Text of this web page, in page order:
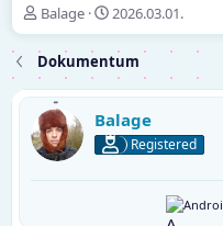
T
é
m
a
i
n
d
í
Balage
K
e
d
ő
d
á
t
2026.03.01.
Dokumentum
Balage
Registered